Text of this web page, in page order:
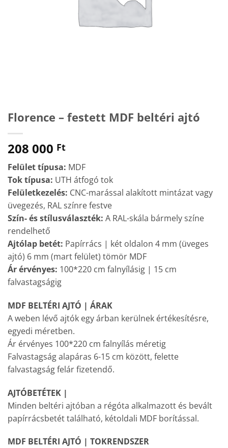
Florence – festett MDF beltéri ajtó
208 000 Ft
Felület típusa: MDF
Tok típusa: UTH átfogó tok
Felületkezelés: CNC-marással alakított mintázat vagy
üvegezés, RAL színre festve
Szín- és stílusválaszték: A RAL-skála bármely színe
rendelhető
Ajtólap betét: Papírrács | két oldalon 4 mm (üveges
ajtó) 6 mm (mart felület) tömör MDF
Ár érvényes: 100*220 cm falnyílásig | 15 cm
falvastagságig
MDF BELTÉRI AJTÓ | ÁRAK
A weben lévő ajtók egy árban kerülnek értékesítésre,
egyedi méretben.
Ár érvényes 100*220 cm falnyílás méretig
Falvastagság alapáras 6-15 cm között, felette
falvastagság felár fizetendő.
AJTÓBETÉTEK |
Minden beltéri ajtóban a régóta alkalmazott és bevált
papírrácsbetét található, kétoldali MDF borítással.
MDF BELTÉRI AJTÓ | TOKRENDSZER